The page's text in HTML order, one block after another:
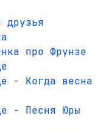
друзья
про Фрунзе
- Когда весна
- Песня Юры